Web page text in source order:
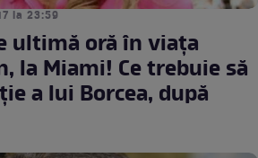
la 23:59
ultimă oră în viața
la Miami! Ce trebuie să
a lui Borcea, după